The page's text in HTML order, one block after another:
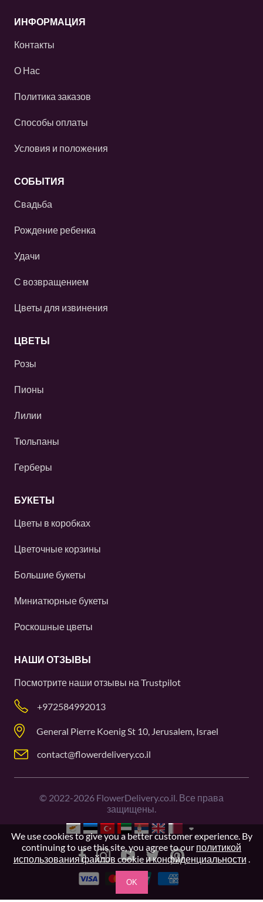
ИНФОРМАЦИЯ
Контакты
О Нас
Политика заказов
Способы оплаты
Условия и положения
СОБЫТИЯ
Свадьба
Рождение ребенка
Удачи
С возвращением
Цветы для извинения
ЦВЕТЫ
Розы
Пионы
Лилии
Тюльпаны
Герберы
БУКЕТЫ
Цветы в коробках
Цветочные корзины
Большие букеты
Миниатюрные букеты
Роскошные цветы
НАШИ ОТЗЫВЫ
Посмотрите наши отзывы на Trustpilot
+972584992013
General Pierre Koenig St 10, Jerusalem, Israel
contact@flowerdelivery.co.il
© 2022-2026 FlowerDelivery.co.il. Все права
защищены.
We use cookies to give you a better customer experience. By
continuing to use this site, you agree to our политикой
использования файлов cookie и конфиденциальности .
OK